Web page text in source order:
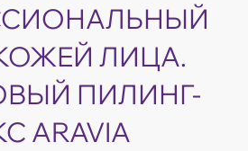
ЛИЦА.
ПИЛИНГ-
ARAVIA